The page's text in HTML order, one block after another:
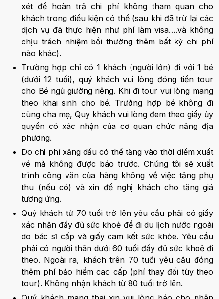
xét để hoàn trả chi phí không tham quan cho
khách trong điều kiện có thể (sau khi đã trừ lại các
dịch vụ đã thực hiện như phí làm visa….và không
chịu trách nhiệm bồi thường thêm bất kỳ chi phí
nào khác).
Trường hợp chỉ có 1 khách (người lớn) đi với 1 bé
(dưới 12 tuổi), quý khách vui lòng đóng tiền tour
cho Bé ngủ giường riêng. Khi đi tour vui lòng mang
theo khai sinh cho bé. Trường hợp bé không đi
cùng cha mẹ, Quý khách vui lòng đem theo giấy ủy
quyền có xác nhận của cơ quan chức năng địa
phương.
Do chi phí xăng dầu có thể tăng vào thời điểm xuất
vé mà không được báo trước. Chúng tôi sẽ xuất
trình công văn của hàng không về việc tăng phụ
thu (nếu có) và xin đề nghị khách cho tăng giá
tương ứng.
Quý khách từ 70 tuổi trở lên yêu cầu phải có giấy
xác nhận đầy đủ sức khoẻ để đi du lịch nước ngoài
do bác sĩ cấp và giấy cam kết sức khỏe. Yêu cầu
phải có người thân dưới 60 tuổi đầy đủ sức khoẻ đi
theo. Ngoài ra, khách trên 70 tuổi yêu cầu đóng
thêm phí bảo hiểm cao cấp (phí thay đổi tùy theo
tour). Không nhận khách từ 80 tuổi trở lên.